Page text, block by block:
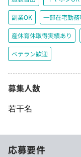
副業OK 一部在宅勤務
産休育休取得実績あり
ベテラン歓迎
募集人数
若干名
応募要件